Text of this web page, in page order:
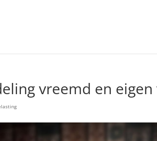
vreemd en